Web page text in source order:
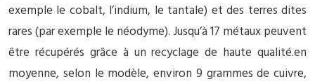
exemple le cobalt, l’indium, le tantale) et des terres dites
rares (par exemple le néodyme). Jusqu’à 17 métaux peuvent
être récupérés grâce à un recyclage de haute qualité.en
moyenne, selon le modèle, environ 9 grammes de cuivre,